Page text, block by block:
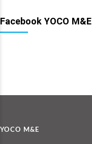
Facebook YOCO M&E
YOCO M&E